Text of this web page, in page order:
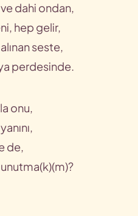
dahi ondan,
hep gelir,
seste,
perdesinde.
onu,
de,